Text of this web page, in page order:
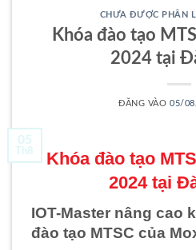
CHƯA ĐƯỢC PHÂN
Khóa đào tạo
2024 tại
ĐĂNG VÀO05/
05
Th8
Khóa đào tạo
2024 tại
IOT-Master nâng cao
đào tạo MTSC của